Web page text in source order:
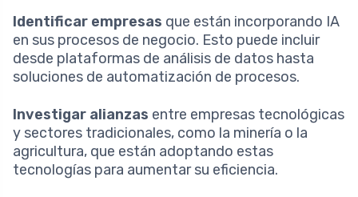
Identificar empresas que están incorporando IA
en sus procesos de negocio. Esto puede incluir
desde plataformas de análisis de datos hasta
soluciones de automatización de procesos.
Investigar alianzas entre empresas tecnológicas
y sectores tradicionales, como la minería o la
agricultura, que están adoptando estas
tecnologías para aumentar su eficiencia.